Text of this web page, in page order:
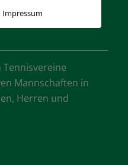
Mannschaften in
Herren und
Impressum